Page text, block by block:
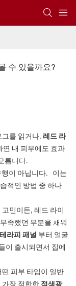
수 있을까요?
를 읽거나, 레드 라
연 내 피부에도 효과
릅니다.
행이 아닙니다.
이는
적인 방법 중 하나
민이든, 레드 라이
족했던 부분을 채워
라피 패널 부터 얼굴
이 출시되면서 집에
피부 타입이 일반